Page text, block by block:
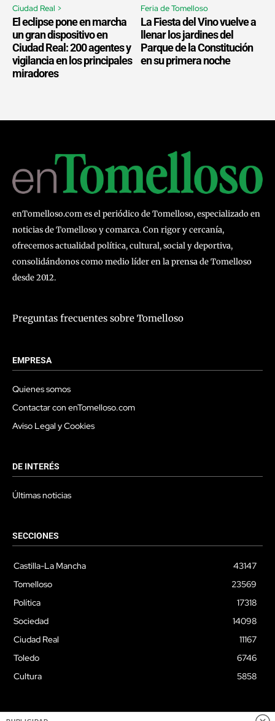
Ciudad Real >
El eclipse pone en marcha
un gran dispositivo en
Ciudad Real: 200 agentes y
vigilancia en los principales
miradores
Feria de Tomelloso
La Fiesta del Vino vuelve a
llenar los jardines del
Parque de la Constitución
en su primera noche
enTomelloso.com es el periódico de Tomelloso, especializado en
noticias de Tomelloso y comarca. Con rigor y cercanía,
ofrecemos actualidad política, cultural, social y deportiva,
consolidándonos como medio líder en la prensa de Tomelloso
desde 2012.
Preguntas frecuentes sobre Tomelloso
EMPRESA
Quienes somos
Contactar con enTomelloso.com
Aviso Legal y Cookies
DE INTERÉS
Últimas noticias
SECCIONES
Castilla-La Mancha
43147
Tomelloso
23569
Política
17318
Sociedad
14098
Ciudad Real
11167
Toledo
6746
Cultura
5858